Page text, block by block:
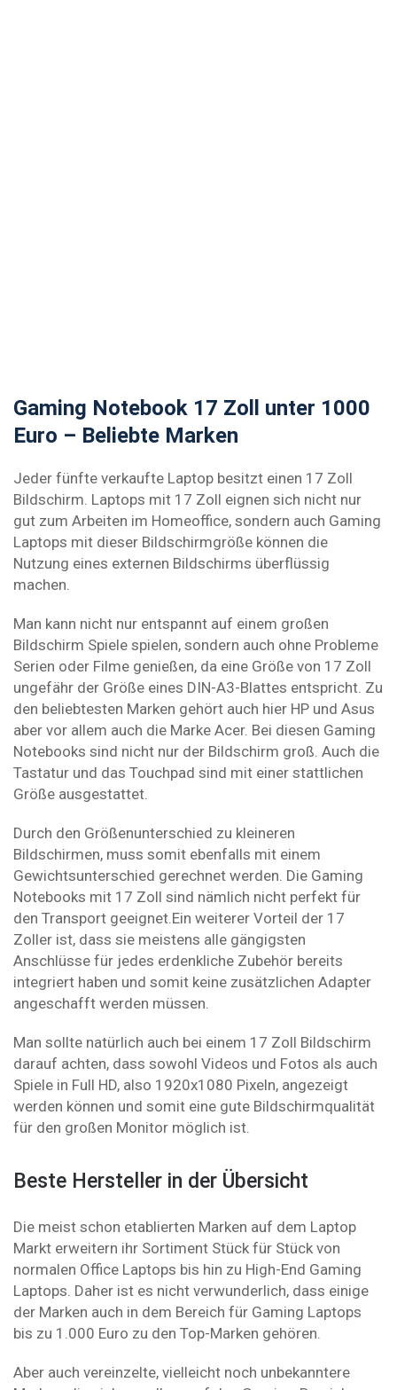
Gaming Notebook 17 Zoll unter 1000
Euro – Beliebte Marken
Jeder fünfte verkaufte Laptop besitzt einen 17 Zoll
Bildschirm. Laptops mit 17 Zoll eignen sich nicht nur
gut zum Arbeiten im Homeoffice, sondern auch Gaming
Laptops mit dieser Bildschirmgröße können die
Nutzung eines externen Bildschirms überflüssig
machen.
Man kann nicht nur entspannt auf einem großen
Bildschirm Spiele spielen, sondern auch ohne Probleme
Serien oder Filme genießen, da eine Größe von 17 Zoll
ungefähr der Größe eines DIN-A3-Blattes entspricht. Zu
den beliebtesten Marken gehört auch hier HP und Asus
aber vor allem auch die Marke Acer. Bei diesen Gaming
Notebooks sind nicht nur der Bildschirm groß. Auch die
Tastatur und das Touchpad sind mit einer stattlichen
Größe ausgestattet.
Durch den Größenunterschied zu kleineren
Bildschirmen, muss somit ebenfalls mit einem
Gewichtsunterschied gerechnet werden. Die Gaming
Notebooks mit 17 Zoll sind nämlich nicht perfekt für
den Transport geeignet.Ein weiterer Vorteil der 17
Zoller ist, dass sie meistens alle gängigsten
Anschlüsse für jedes erdenkliche Zubehör bereits
integriert haben und somit keine zusätzlichen Adapter
angeschafft werden müssen.
Man sollte natürlich auch bei einem 17 Zoll Bildschirm
darauf achten, dass sowohl Videos und Fotos als auch
Spiele in Full HD, also 1920x1080 Pixeln, angezeigt
werden können und somit eine gute Bildschirmqualität
für den großen Monitor möglich ist.
Beste Hersteller in der Übersicht
Die meist schon etablierten Marken auf dem Laptop
Markt erweitern ihr Sortiment Stück für Stück von
normalen Office Laptops bis hin zu High-End Gaming
Laptops. Daher ist es nicht verwunderlich, dass einige
der Marken auch in dem Bereich für Gaming Laptops
bis zu 1.000 Euro zu den Top-Marken gehören.
Aber auch vereinzelte, vielleicht noch unbekanntere